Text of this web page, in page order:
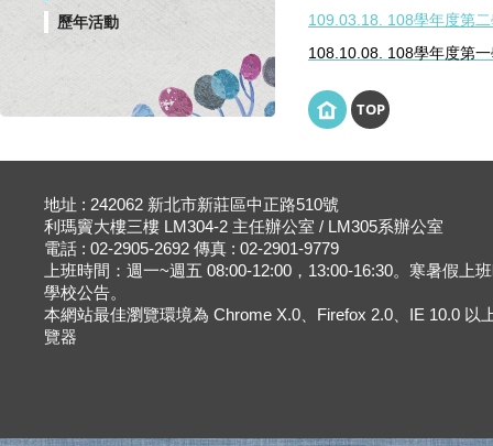
歷年活動
109.03.18. 108學年度第
108.10.08. 108學年度第
TOP
地址 : 242062 新北市新莊區中正路510號
利瑪竇大樓三樓 LM304-2 主任辦公室 / LM305系辦公室
電話 : 02-2905-2692 傳真 : 02-2901-9779
上班時間：週一~週五 08:00-12:00，13:00-16:30。寒暑假上
學校公告。
本網站最佳瀏覽環境為 Chrome X.0、Firefox 2.0、IE 10.0 以
覽器